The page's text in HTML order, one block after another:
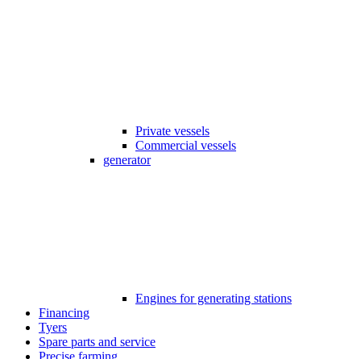
Private vessels
Commercial vessels
generator
Engines for generating stations
Financing
Tyers
Spare parts and service
Precise farming